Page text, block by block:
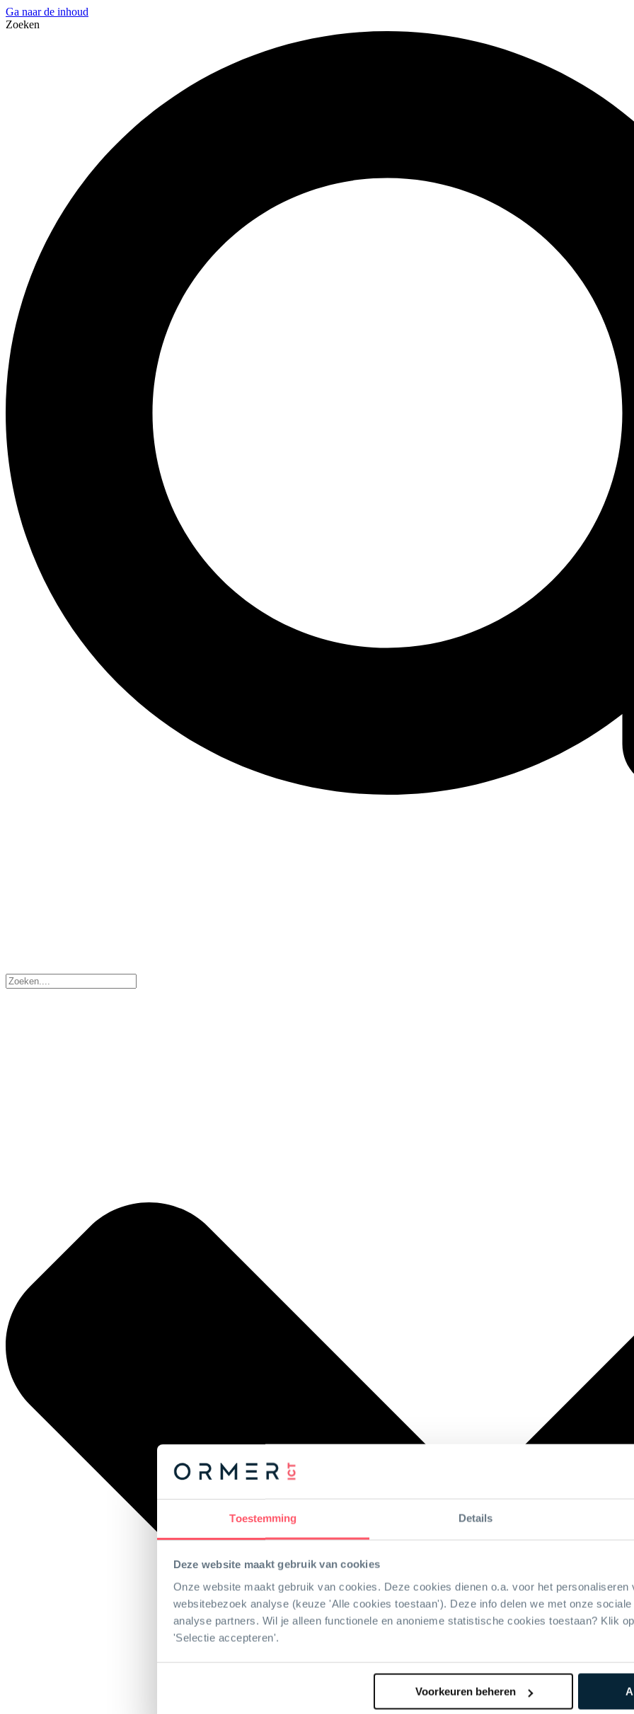
Toestemming Details
Deze website maakt gebruik van cookies
Onze website maakt gebruik van cookies. Deze cookies dienen o.a. voor het personaliseren
websitebezoek analyse (keuze 'Alle cookies toestaan'). Deze info delen we met onze
analyse partners. Wil je alleen functionele en anonieme statistische cookies toestaan? Klik
'Selectie accepteren'.
Voorkeuren beheren
Ga naar de inhoud
Zoeken